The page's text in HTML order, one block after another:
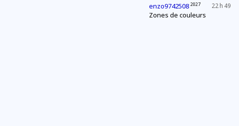
22 h 49
enzo9742508 2027
Zones de couleurs